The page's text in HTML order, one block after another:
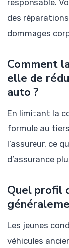
responsable.
des
dommages
Comment
elle de
auto ?
En limitant la
formule au
l’assureur, ce
d’assurance
Quel profil
Les jeunes
véhicules